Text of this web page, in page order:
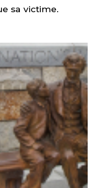
sa victime.